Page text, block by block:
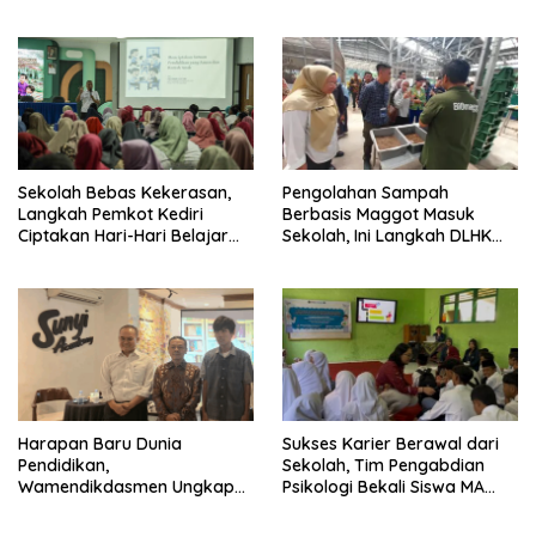
Sekolah Bebas Kekerasan,
Langkah Pemkot Kediri
Ciptakan Hari-Hari Belajar
Pengolahan Sampah
Berbasis Maggot Masuk
Sekolah, Ini Langkah DLHK
Harapan Baru Dunia
Pendidikan,
Wamendikdasmen Ungkap
Sukses Karier Berawal dari
Sekolah, Tim Pengabdian
Psikologi Bekali Siswa MA